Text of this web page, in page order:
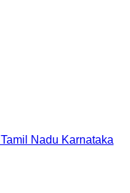
Tamil Nadu Karnataka